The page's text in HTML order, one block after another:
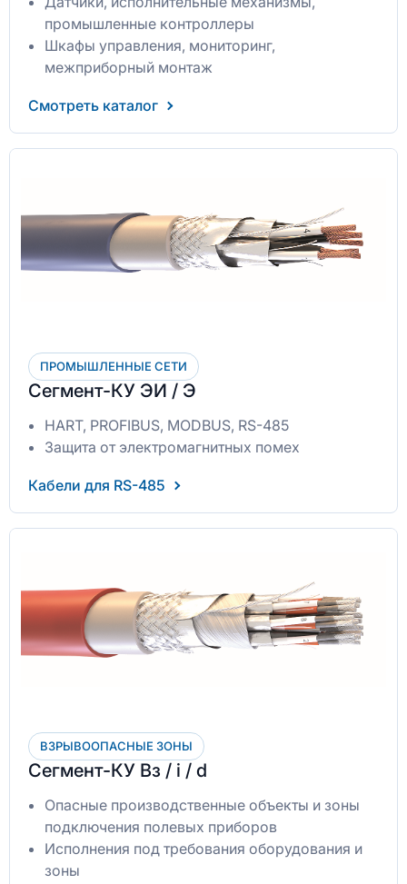
промышленные контроллеры
Шкафы управления, мониторинг,
межприборный монтаж
Смотреть каталог
ПРОМЫШЛЕННЫЕ СЕТИ
Сегмент-КУ ЭИ / Э
HART, PROFIBUS, MODBUS, RS-485
Защита от электромагнитных помех
Кабели для RS-485
ВЗРЫВООПАСНЫЕ ЗОНЫ
Сегмент-КУ Вз / i / d
Опасные производственные объекты и зоны
подключения полевых приборов
Исполнения под требования оборудования и
зоны